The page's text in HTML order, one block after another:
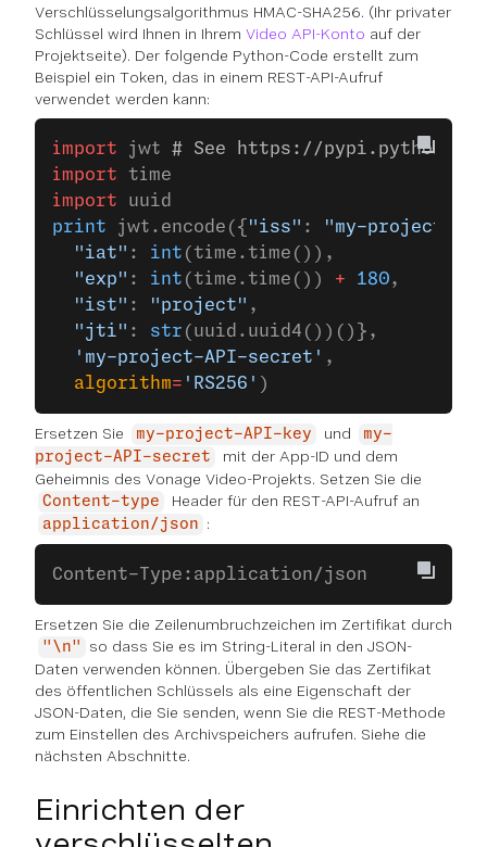
Verschlüsselungsalgorithmus HMAC-SHA256. (Ihr privater
Schlüssel wird Ihnen in Ihrem Video API-Konto auf der
Projektseite). Der folgende Python-Code erstellt zum
Beispiel ein Token, das in einem REST-API-Aufruf
verwendet werden kann:
import jwt # See https://pypi.python.org/
import time
import uuid
print jwt.encode({ "iss" :
"my-project-
  "iat"
: int (time.time()),
  "exp"
: int (time.time()) + 180,
  "ist"
: "project" ,
  "jti"
: str (uuid.uuid4())()},
  'my-project-API-secret'
,
  algorithm
= 'RS256' )
Ersetzen Sie my-project-API-key und
my-
project-API-secret
mit der App-ID und dem
Geheimnis des Vonage Video-Projekts. Setzen Sie die
Content-type Header für den REST-API-Aufruf an
application/json :
Content-Type:application/json
Ersetzen Sie die Zeilenumbruchzeichen im Zertifikat durch
"\n"
so dass Sie es im String-Literal in den JSON-
Daten verwenden können. Übergeben Sie das Zertifikat
des öffentlichen Schlüssels als eine Eigenschaft der
JSON-Daten, die Sie senden, wenn Sie die REST-Methode
zum Einstellen des Archivspeichers aufrufen. Siehe die
nächsten Abschnitte.
Einrichten der